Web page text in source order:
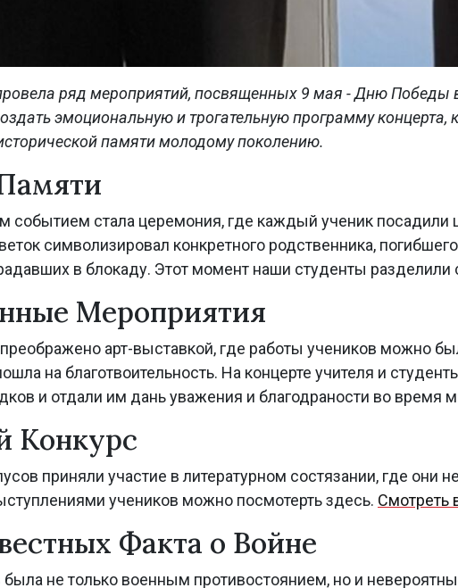
ряд мероприятий, посвященных 9 мая - Дню Победы
эмоциональную и трогательную программу концерта,
памяти молодому поколению.
событием стала церемония, где каждый ученик
символизировал конкретного родственника,
в блокаду. Этот момент наши студенты
Мероприятия
арт-выставкой, где работы учеников можно
на благотвоительность. На концерте учителя и
и отдали им дань уважения и благодраности во время
Конкурс
приняли участие в литературном состязании, где они
учеников можно посмотерть здесь. Смотреть
Факта о Войне
была не только военным противостоянием, но и